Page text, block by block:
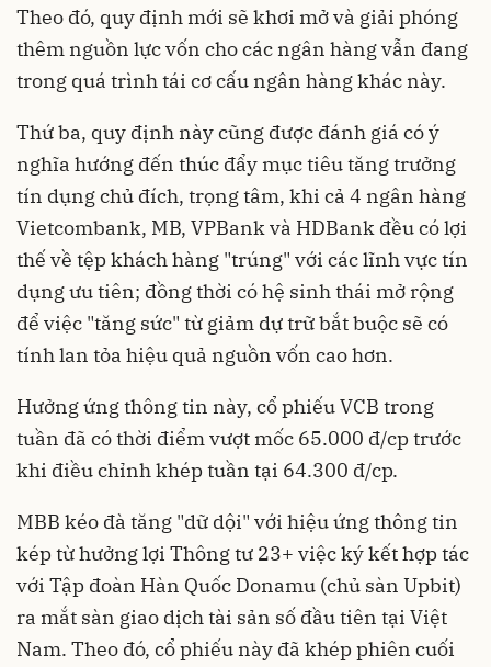
Theo đó, quy định mới sẽ khơi mở và giải phóng
thêm nguồn lực vốn cho các ngân hàng vẫn đang
trong quá trình tái cơ cấu ngân hàng khác này.
Thứ ba, quy định này cũng được đánh giá có ý
nghĩa hướng đến thúc đẩy mục tiêu tăng trưởng
tín dụng chủ đích, trọng tâm, khi cả 4 ngân hàng
Vietcombank, MB, VPBank và HDBank đều có lợi
thế về tệp khách hàng "trúng" với các lĩnh vực tín
dụng ưu tiên; đồng thời có hệ sinh thái mở rộng
để việc "tăng sức" từ giảm dự trữ bắt buộc sẽ có
tính lan tỏa hiệu quả nguồn vốn cao hơn.
Hưởng ứng thông tin này, cổ phiếu VCB trong
tuần đã có thời điểm vượt mốc 65.000 đ/cp trước
khi điều chỉnh khép tuần tại 64.300 đ/cp.
MBB kéo đà tăng "dữ dội" với hiệu ứng thông tin
kép từ hưởng lợi Thông tư 23+ việc ký kết hợp tác
với Tập đoàn Hàn Quốc Donamu (chủ sàn Upbit)
ra mắt sàn giao dịch tài sản số đầu tiên tại Việt
Nam. Theo đó, cổ phiếu này đã khép phiên cuối